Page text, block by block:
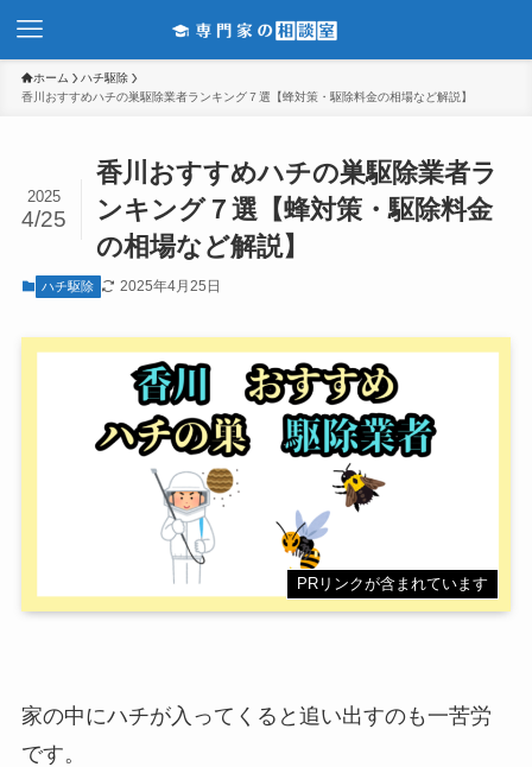
ホーム
ハチ駆除
香川おすすめハチの巣駆除業者ランキング７選【蜂対策・駆除料金の相場など解説】
香川おすすめハチの巣駆除業者ラ
ンキング７選【蜂対策・駆除料金
の相場など解説】
2025
4/25
ハチ駆除 2025年4月25日
PRリンクが含まれています
家の中にハチが入ってくると追い出すのも一苦労
です。